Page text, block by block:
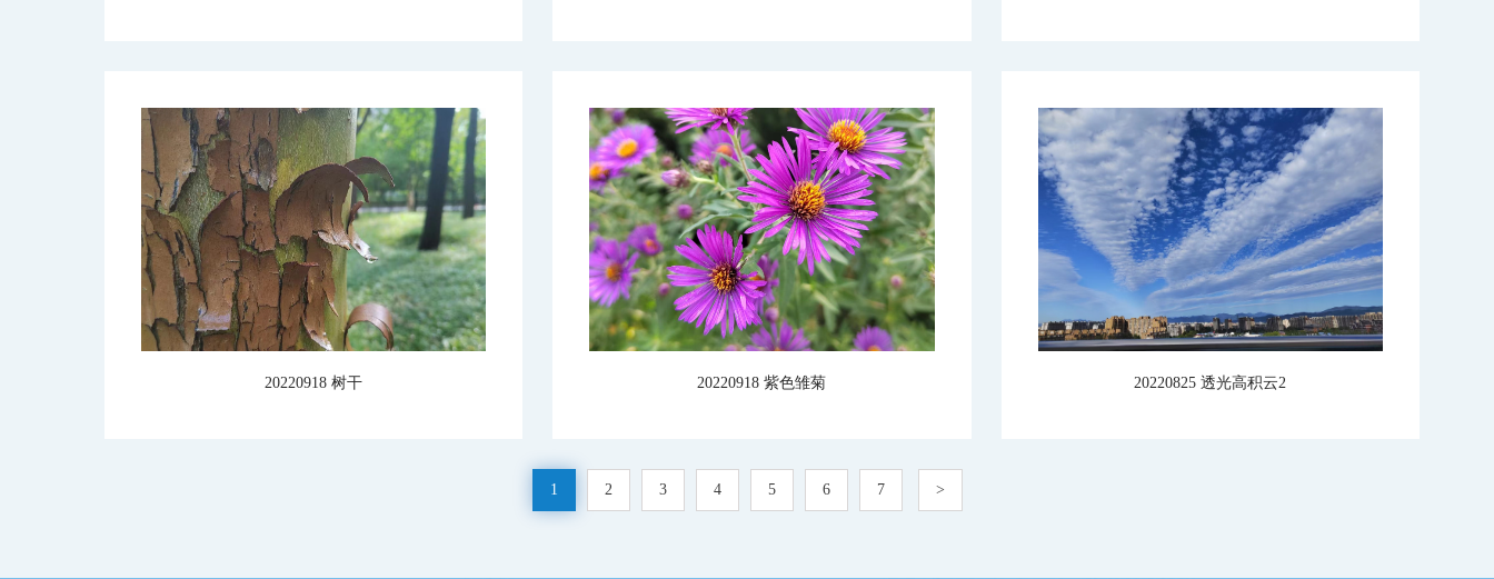
20220918 树干 20220918 紫色雏菊 20220825 透光高积云2
1 2 3 4 5 6 7 >